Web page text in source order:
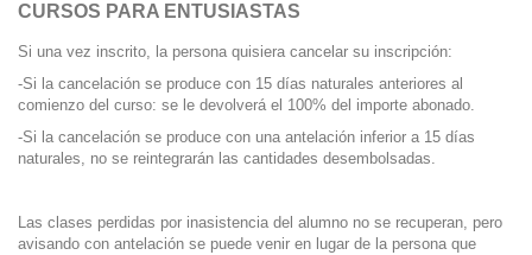
CURSOS PARA ENTUSIASTAS
Si una vez inscrito, la persona quisiera cancelar su inscripción:
-Si la cancelación se produce con 15 días naturales anteriores al
comienzo del curso: se le devolverá el 100% del importe abonado.
-Si la cancelación se produce con una antelación inferior a 15 días
naturales, no se reintegrarán las cantidades desembolsadas.
Las clases perdidas por inasistencia del alumno no se recuperan, pero
avisando con antelación se puede venir en lugar de la persona que